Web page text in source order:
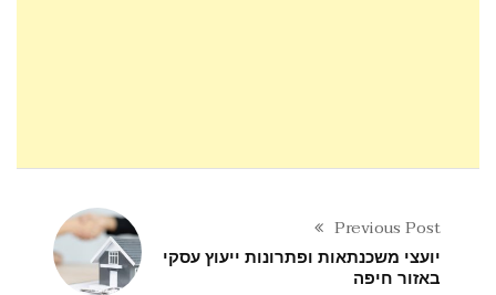
Previous Post
יועצי משכנתאות ופתרונות ייעוץ עסקי
באזור חיפה